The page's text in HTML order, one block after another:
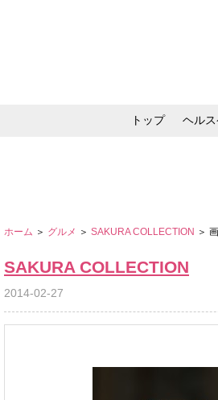
トップ ヘル
ホーム ＞ グルメ ＞ SAKURA COLLECTION ＞
SAKURA COLLECTION
2014-02-27